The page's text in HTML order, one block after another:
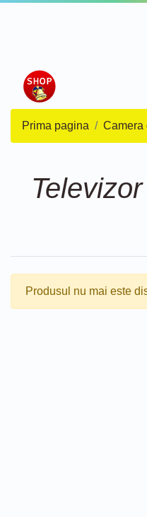
Prima pagina Camera
Produsul nu mai este